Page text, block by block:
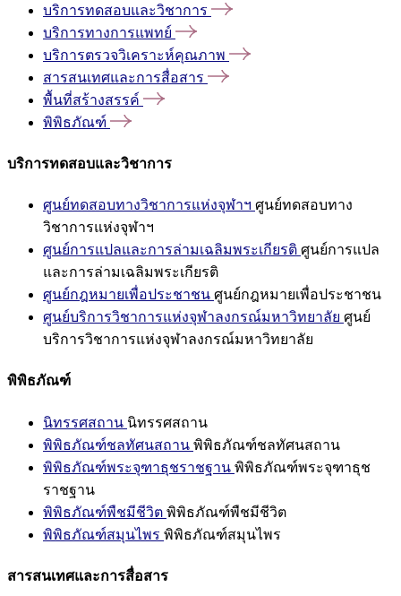
บริการทดสอบและวิชาการ
บริการทางการแพทย์
บริการตรวจวิเคราะห์คุณภาพ
สารสนเทศและการสื่อสาร
พื้นที่สร้างสรรค์
พิพิธภัณฑ์
บริการทดสอบและวิชาการ
ศูนย์ทดสอบทางวิชาการแห่งจุฬาฯ ศูนย์ทดสอบทาง
วิชาการแห่งจุฬาฯ
ศูนย์การแปลและการล่ามเฉลิมพระเกียรติ ศูนย์การแปล
และการล่ามเฉลิมพระเกียรติ
ศูนย์กฎหมายเพื่อประชาชน ศูนย์กฎหมายเพื่อประชาชน
ศูนย์บริการวิชาการแห่งจุฬาลงกรณ์มหาวิทยาลัย ศูนย์
บริการวิชาการแห่งจุฬาลงกรณ์มหาวิทยาลัย
พิพิธภัณฑ์
นิทรรศสถาน นิทรรศสถาน
พิพิธภัณฑ์ชลทัศนสถาน พิพิธภัณฑ์ชลทัศนสถาน
พิพิธภัณฑ์พระจุฑาธุชราชฐาน พิพิธภัณฑ์พระจุฑาธุช
ราชฐาน
พิพิธภัณฑ์พืชมีชีวิต พิพิธภัณฑ์พืชมีชีวิต
พิพิธภัณฑ์สมุนไพร พิพิธภัณฑ์สมุนไพร
สารสนเทศและการสื่อสาร